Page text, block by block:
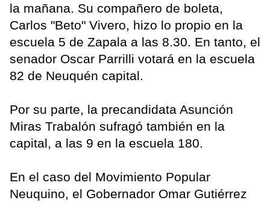
la mañana. Su compañero de boleta,
Carlos "Beto" Vivero, hizo lo propio en la
escuela 5 de Zapala a las 8.30. En tanto, el
senador Oscar Parrilli votará en la escuela
82 de Neuquén capital.
Por su parte, la precandidata Asunción
Miras Trabalón sufragó también en la
capital, a las 9 en la escuela 180.
En el caso del Movimiento Popular
Neuquino, el Gobernador Omar Gutiérrez